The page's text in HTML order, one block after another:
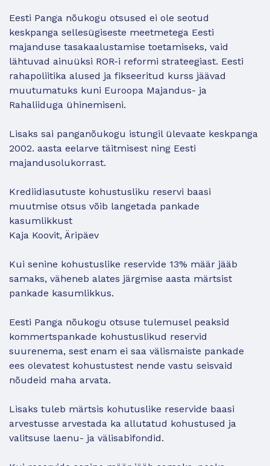
Eesti Panga nõukogu otsused ei ole seotud
keskpanga sellesügiseste meetmetega Eesti
majanduse tasakaalustamise toetamiseks, vaid
lähtuvad ainuüksi ROR-i reformi strateegiast. Eesti
rahapoliitika alused ja fikseeritud kurss jäävad
muutumatuks kuni Euroopa Majandus- ja
Rahaliiduga ühinemiseni.
Lisaks sai panganõukogu istungil ülevaate keskpanga
2002. aasta eelarve täitmisest ning Eesti
majandusolukorrast.
Krediidiasutuste kohustusliku reservi baasi
muutmise otsus võib langetada pankade
kasumlikkust
Kaja Koovit, Äripäev
Kui senine kohustuslike reservide 13% määr jääb
samaks, väheneb alates järgmise aasta märtsist
pankade kasumlikkus.
Eesti Panga nõukogu otsuse tulemusel peaksid
kommertspankade kohustuslikud reservid
suurenema, sest enam ei saa välismaiste pankade
ees olevatest kohustustest nende vastu seisvaid
nõudeid maha arvata.
Lisaks tuleb märtsis kohutuslike reservide baasi
arvestusse arvestada ka allutatud kohustused ja
valitsuse laenu- ja välisabifondid.